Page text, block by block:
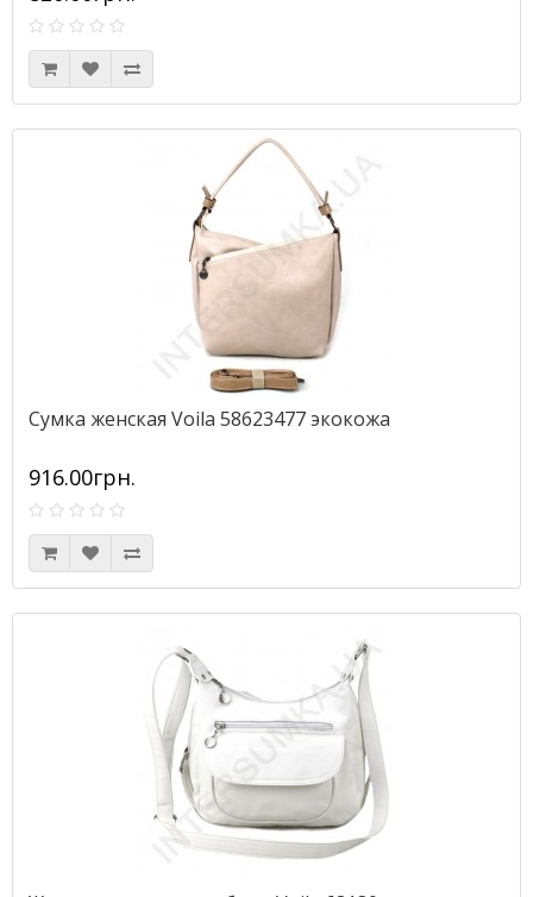
Сумка женская Voila 58623477 экокожа
916.00грн.